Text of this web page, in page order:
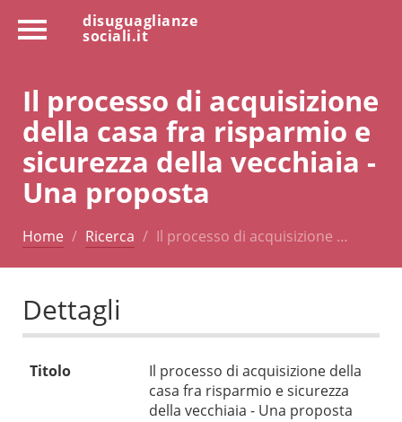
disuguaglianze
sociali.it
Il processo di acquisizione
della casa fra risparmio e
sicurezza della vecchiaia -
Una proposta
Home Ricerca Il processo di acquisizione …
Dettagli
Titolo
Il processo di acquisizione della
casa fra risparmio e sicurezza
della vecchiaia - Una proposta